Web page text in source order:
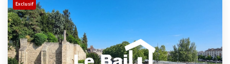
Exclusif